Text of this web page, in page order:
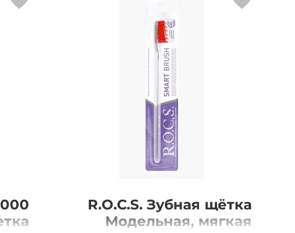
R.O.C.S. Зубная щётка
Модельная, мягкая